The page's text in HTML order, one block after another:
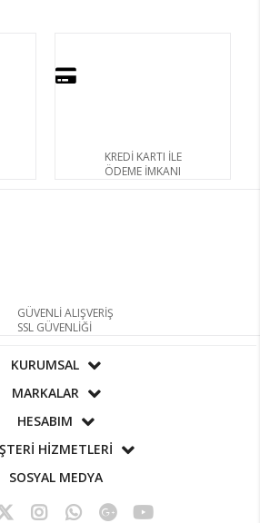
KREDİ KARTI İLE
ÖDEME İMKANI
GÜVENLİ ALIŞVERİŞ
SSL GÜVENLİĞİ
KURUMSAL
MARKALAR
HESABIM
HİZMETLERİ
SOSYAL MEDYA